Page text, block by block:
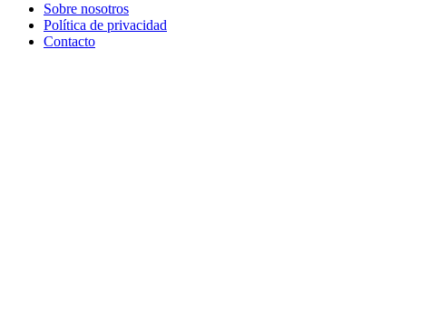
Sobre nosotros
Política de privacidad
Contacto